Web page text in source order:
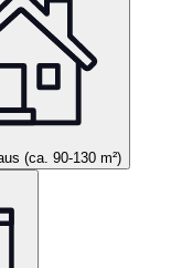
(ca. 90-130 m²)